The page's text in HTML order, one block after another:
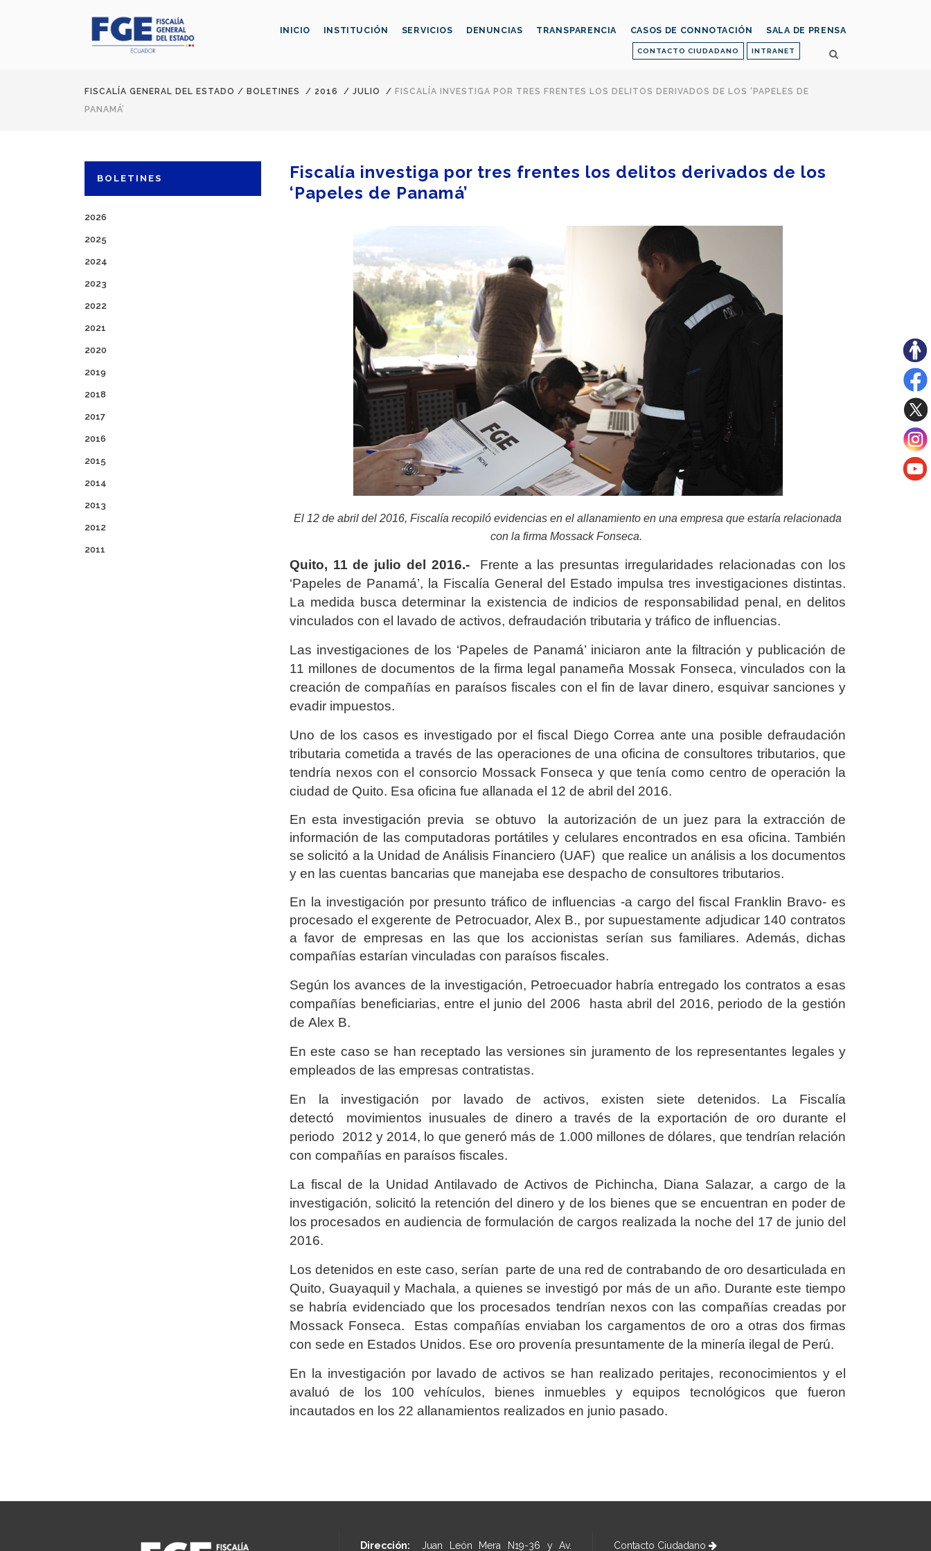
CONTACTO CIUDADANO INTRANET
INICIO INSTITUCIÓN SERVICIOS DENUNCIAS TRANSPARENCIA CASOS DE CONNOTACIÓN SALA DE PRENSA
FISCALÍA GENERAL DEL ESTADO / BOLETINES / 2016 / JULIO / FISCALÍA INVESTIGA POR TRES FRENTES LOS DELITOS DERIVADOS DE LOS ‘PAPELES DE
PANAMÁ’
BOLETINES
2026
2025
2024
2023
2022
2021
2020
2019
2018
2017
2016
2015
2014
2013
2012
2011
Fiscalía investiga por tres frentes los delitos derivados de los
‘Papeles de Panamá’
El 12 de abril del 2016, Fiscalía recopiló evidencias en el allanamiento en una empresa que estaría relacionada
con la firma Mossack Fonseca.
Quito, 11 de julio del 2016.-Frente a las presuntas irregularidades relacionadas con los
‘Papeles de Panamá’, la Fiscalía General del Estado impulsa tres investigaciones distintas.
La medida busca determinar la existencia de indicios de responsabilidad penal, en delitos
vinculados con el lavado de activos, defraudación tributaria y tráfico de influencias.
Las investigaciones de los ‘Papeles de Panamá’ iniciaron ante la filtración y publicación de
11 millones de documentos de la firma legal panameña Mossak Fonseca, vinculados con la
creación de compañías en paraísos fiscales con el fin de lavar dinero, esquivar sanciones y
evadir impuestos.
Uno de los casos es investigado por el fiscal Diego Correa ante una posible defraudación
tributaria cometida a través de las operaciones de una oficina de consultores tributarios, que
tendría nexos con el consorcio Mossack Fonseca y que tenía como centro de operación la
ciudad de Quito. Esa oficina fue allanada el 12 de abril del 2016.
En esta investigación previa se obtuvo la autorización de un juez para la extracción de
información de las computadoras portátiles y celulares encontrados en esa oficina. También
se solicitó a la Unidad de Análisis Financiero (UAF) que realice un análisis a los documentos
y en las cuentas bancarias que manejaba ese despacho de consultores tributarios.
En la investigación por presunto tráfico de influencias -a cargo del fiscal Franklin Bravo- es
procesado el exgerente de Petrocuador, Alex B., por supuestamente adjudicar 140 contratos
a favor de empresas en las que los accionistas serían sus familiares. Además, dichas
compañías estarían vinculadas con paraísos fiscales.
Según los avances de la investigación, Petroecuador habría entregado los contratos a esas
compañías beneficiarias, entre el junio del 2006 hasta abril del 2016, periodo de la gestión
de Alex B.
En este caso se han receptado las versiones sin juramento de los representantes legales y
empleados de las empresas contratistas.
En la investigación por lavado de activos, existen siete detenidos. La Fiscalía
detectó
movimientos inusuales de dinero a través de la exportación de oro durante el
periodo 2012 y 2014, lo que generó más de 1.000 millones de dólares, que tendrían relación
con compañías en paraísos fiscales.
La fiscal de la Unidad Antilavado de Activos de Pichincha, Diana Salazar, a cargo de la
investigación, solicitó la retención del dinero y de los bienes que se encuentran en poder de
los procesados en audiencia de formulación de cargos realizada la noche del 17 de junio del
2016.
Los detenidos en este caso, serían parte de una red de contrabando de oro desarticulada en
Quito, Guayaquil y Machala, a quienes se investigó por más de un año. Durante este tiempo
se habría evidenciado que los procesados tendrían nexos con las compañías creadas por
Mossack Fonseca. Estas compañías enviaban los cargamentos de oro a otras dos firmas
con sede en Estados Unidos. Ese oro provenía presuntamente de la minería ilegal de Perú.
En la investigación por lavado de activos se han realizado peritajes, reconocimientos y el
avaluó de los 100 vehículos, bienes inmuebles y equipos tecnológicos que fueron
incautados en los 22 allanamientos realizados en junio pasado.
Dirección: Juan León Mera N19-36 y Av. Contacto Ciudadano